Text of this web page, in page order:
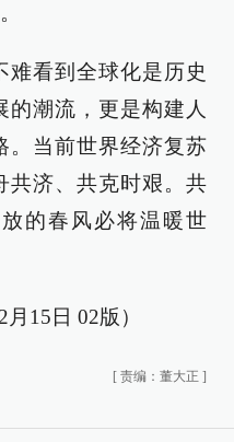
难看到全球化是历史
的潮流，更是构建人
。当前世界经济复苏
共济、共克时艰。共
的春风必将温暖世
15日 02版）
[ 责编：董大正 ]